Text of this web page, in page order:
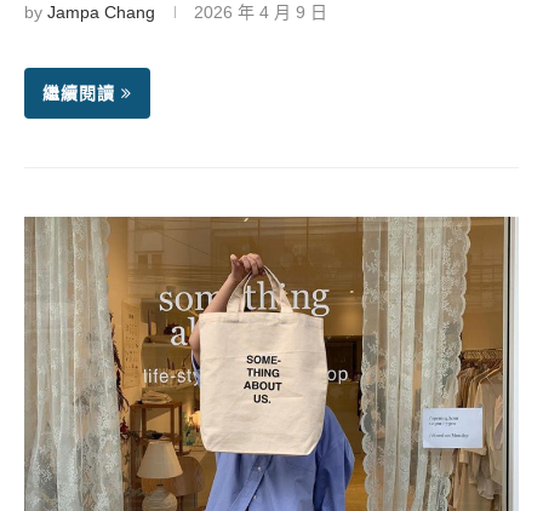
by Jampa Chang 2026 年 4 月 9 日
繼續閱讀